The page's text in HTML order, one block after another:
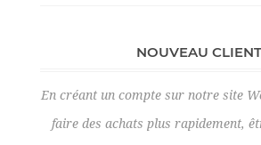
NOUVEAU CLIENT
En créant un compte sur notre site
faire des achats plus rapidement,